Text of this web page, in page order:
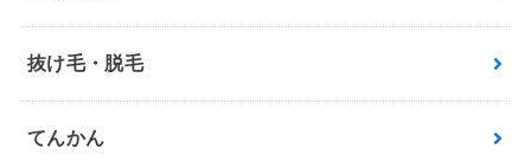
抜け毛・脱毛
てんかん